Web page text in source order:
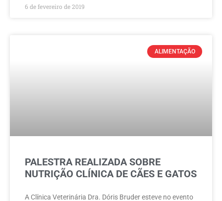
6 de fevereiro de 2019
ALIMENTAÇÃO
PALESTRA REALIZADA SOBRE
NUTRIÇÃO CLÍNICA DE CÃES E GATOS
A Clínica Veterinária Dra. Dóris Bruder esteve no evento